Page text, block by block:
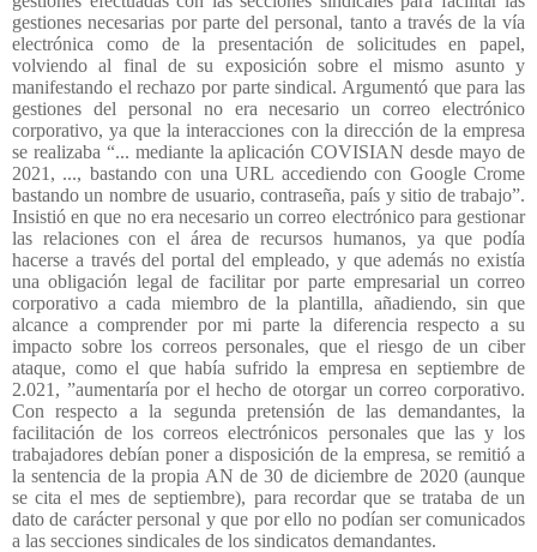
gestiones necesarias por parte del personal, tanto a través de la vía
electrónica como de la presentación de solicitudes en papel,
volviendo al final de su exposición sobre el mismo asunto y
manifestando el rechazo por parte sindical. Argumentó que para las
gestiones del personal no era necesario un correo electrónico
corporativo, ya que la interacciones con la dirección de la empresa
se realizaba “... mediante la aplicación COVISIAN desde mayo de
2021, ..., bastando con una URL accediendo con Google Crome
bastando un nombre de usuario, contraseña, país y sitio de trabajo”.
Insistió en que no era necesario un correo electrónico para gestionar
las relaciones con el área de recursos humanos, ya que podía
hacerse a través del portal del empleado, y que además no existía
una obligación legal de facilitar por parte empresarial un correo
corporativo a cada miembro de la plantilla, añadiendo, sin que
alcance a comprender por mi parte la diferencia respecto a su
impacto sobre los correos personales, que el riesgo de un ciber
ataque, como el que había sufrido la empresa en septiembre de
2.021, ”aumentaría por el hecho de otorgar un correo corporativo.
Con respecto a la segunda pretensión de las demandantes, la
facilitación de los correos electrónicos personales que las y los
trabajadores debían poner a disposición de la empresa, se remitió a
la sentencia de la propia AN de 30 de diciembre de 2020 (aunque
se cita el mes de septiembre), para recordar que se trataba de un
dato de carácter personal y que por ello no podían ser comunicados
a las secciones sindicales de los sindicatos demandantes.